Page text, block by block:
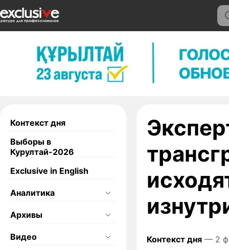
Контекст дня
Выборы в
Курултай-2026
Exclusive in English
Аналитика
Архивы
Видео Контекст дня — 2